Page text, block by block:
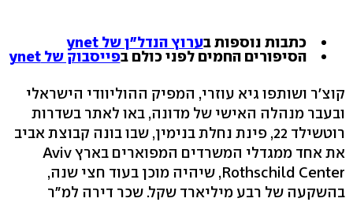
כתבות נוספות בערוץ הנדל"ן של ynet
הסיפורים החמים לפני כולם בפייסבוק של ynet
קוצ'ר ושותפו גיא עוזרי, המפיק ההוליוודי הישראלי
ובעבר מנהלה האישי של מדונה, באו לאתר בשדרות
רוטשילד ‭,22‬ פינת נחלת בנימין, שבו בונה קבוצת אביב
את אחד ממגדלי המשרדים המפוארים בארץ Aviv
Rothschild Center, שיהיה מוכן בעוד חצי שנה,
בהשקעה של רבע מיליארד שקל. שכר דירה למ"ר